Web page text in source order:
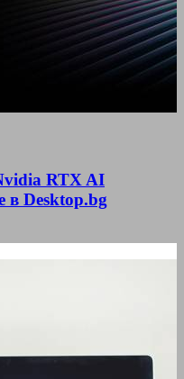
RTX AI
Desktop.bg